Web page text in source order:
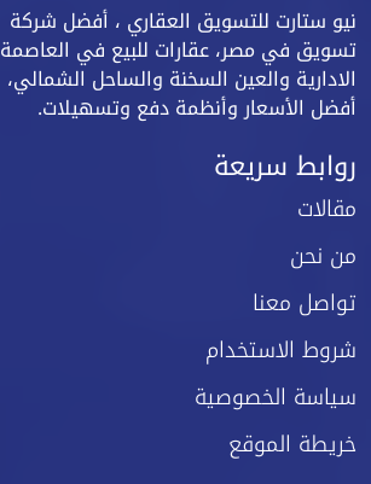
نيو ستارت للتسويق العقاري ، أفضل شركة
تسويق في مصر، عقارات للبيع في العاصمة
الادارية والعين السخنة والساحل الشمالي،
أفضل الأسعار وأنظمة دفع وتسهيلات.
روابط سريعة
مقالات
من نحن
تواصل معنا
شروط الاستخدام
سياسة الخصوصية
خريطة الموقع